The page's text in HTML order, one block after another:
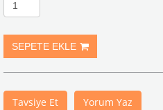
Tavsiye Et Yorum Yaz